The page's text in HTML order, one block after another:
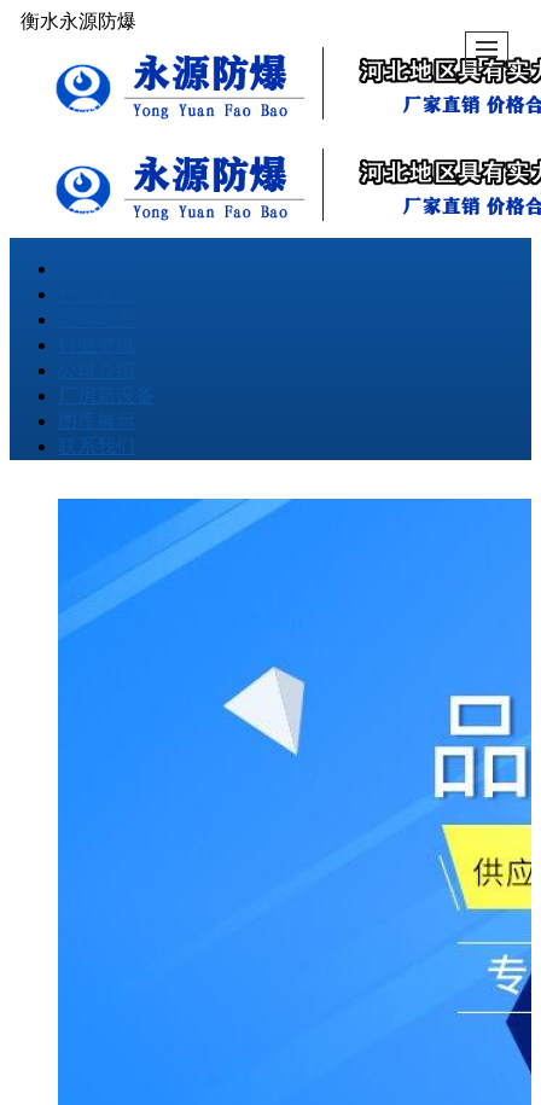
衡水永源防爆
图库展示
联系我们